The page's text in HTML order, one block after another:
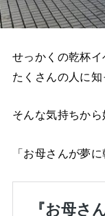
せっかくの乾杯
たくさんの人に知
そんな気持ちから
「お母さんが夢